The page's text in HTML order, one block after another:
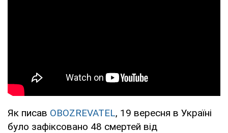
Як писав OBOZREVATEL, 19 вересня в Україні
було зафіксовано 48 смертей від